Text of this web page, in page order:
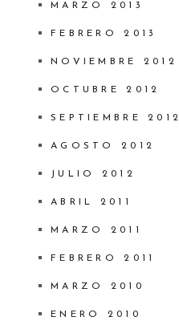
MARZO 2013
FEBRERO 2013
NOVIEMBRE 2012
OCTUBRE 2012
SEPTIEMBRE 2012
AGOSTO 2012
JULIO 2012
ABRIL 2011
MARZO 2011
FEBRERO 2011
MARZO 2010
ENERO 2010